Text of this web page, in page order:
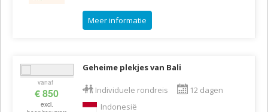
Meer informatie
vanaf
€ 850
excl.
Geheime plekjes van Bali
Individuele rondreis
12 dagen
Indonesië